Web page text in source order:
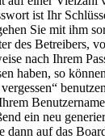
ist Ihr
Sie mit ihm
des Betreibers,
nach Ihrem
haben, so
ein neu
dann auf das